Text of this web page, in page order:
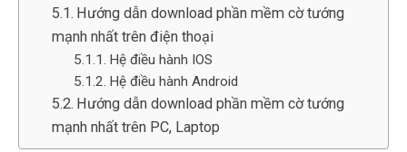
Hướng dẫn download phần mềm cờ tướng
mạnh nhất trên điện thoại
Hệ điều hành IOS
Hệ điều hành Android
Hướng dẫn download phần mềm cờ tướng
mạnh nhất trên PC, Laptop